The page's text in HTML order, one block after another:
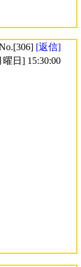
[返信]
日] 15:30:00